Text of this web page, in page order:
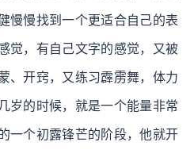
慢慢找到一个更适合自己的表
觉，有自己文字的感觉，又被
、开窍，又练习霹雳舞，体力
岁的时候，就是一个能量非常
一个初露锋芒的阶段，他就开